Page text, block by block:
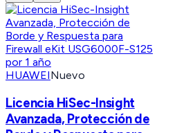
HUAWEINuevo
Licencia HiSec-Insight
Avanzada, Protección de